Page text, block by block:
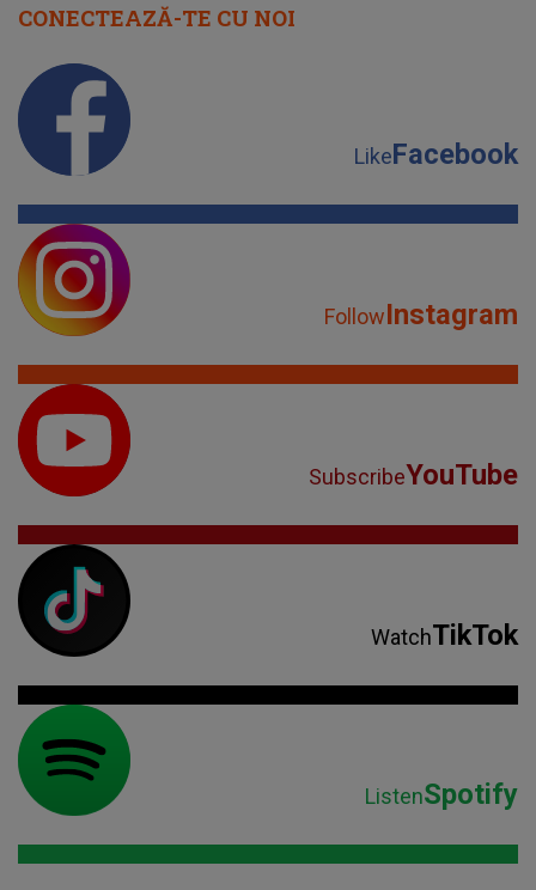
CONECTEAZĂ-TE CU NOI
LikeFacebook
FollowInstagram
SubscribeYouTube
WatchTikTok
ListenSpotify